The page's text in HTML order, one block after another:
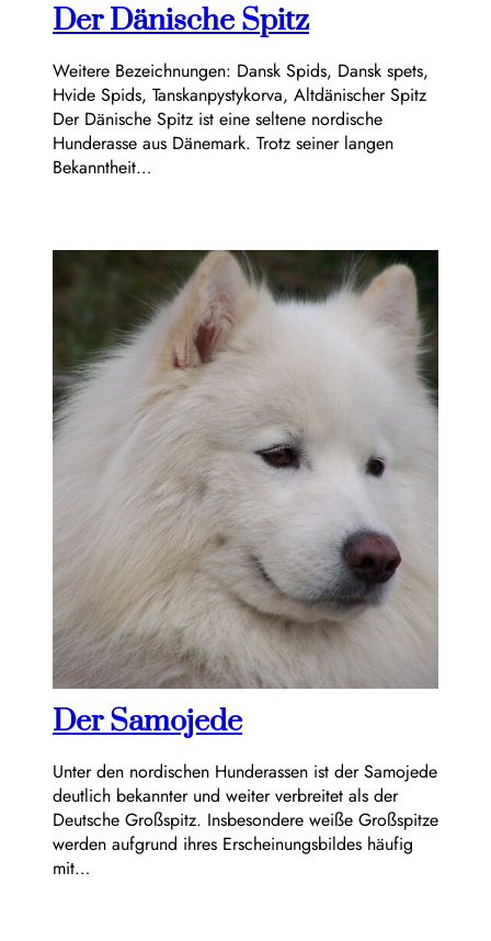
Der Dänische Spitz
Weitere Bezeichnungen: Dansk Spids, Dansk spets,
Hvide Spids, Tanskanpystykorva, Altdänischer Spitz
Der Dänische Spitz ist eine seltene nordische
Hunderasse aus Dänemark. Trotz seiner langen
Bekanntheit…
Der Samojede
Unter den nordischen Hunderassen ist der Samojede
deutlich bekannter und weiter verbreitet als der
Deutsche Großspitz. Insbesondere weiße Großspitze
werden aufgrund ihres Erscheinungsbildes häufig
mit…